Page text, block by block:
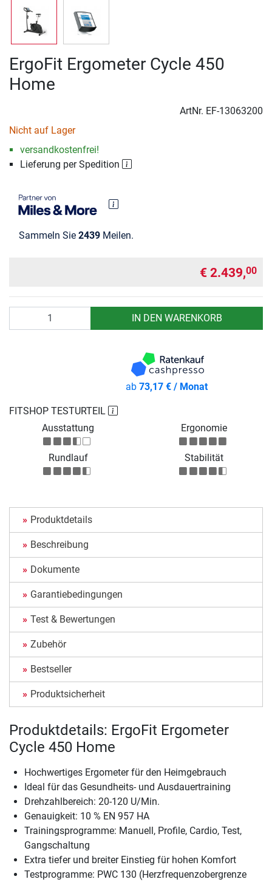
ErgoFit Ergometer Cycle 450
Home
ArtNr. EF-13063200
Nicht auf Lager
versandkostenfrei!
Lieferung per Spedition
Sammeln Sie 2439 Meilen.
€ 2.439,00
IN DEN WARENKORB
FITSHOP TESTURTEIL
Ausstattung
Ergonomie
Rundlauf Stabilität
ab 73,17 € / Monat
Produktdetails
Beschreibung
Dokumente
Garantiebedingungen
Test & Bewertungen
Zubehör
Bestseller
Produktsicherheit
Produktdetails: ErgoFit Ergometer
Cycle 450 Home
Hochwertiges Ergometer für den Heimgebrauch
Ideal für das Gesundheits- und Ausdauertraining
Drehzahlbereich: 20-120 U/Min.
Genauigkeit: 10 % EN 957 HA
Trainingsprogramme: Manuell, Profile, Cardio, Test,
Gangschaltung
Extra tiefer und breiter Einstieg für hohen Komfort
Testprogramme: PWC 130 (Herzfrequenzobergrenze